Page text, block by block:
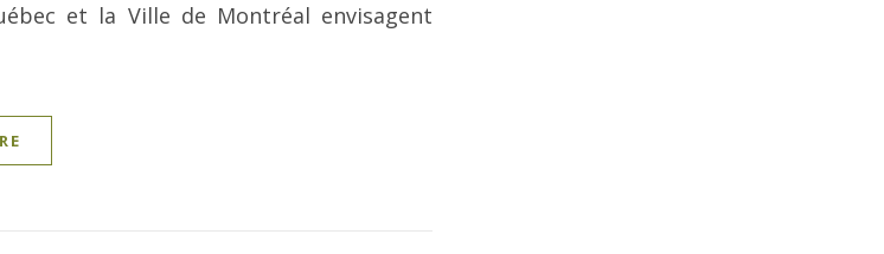
et la Ville de Montréal envisagent